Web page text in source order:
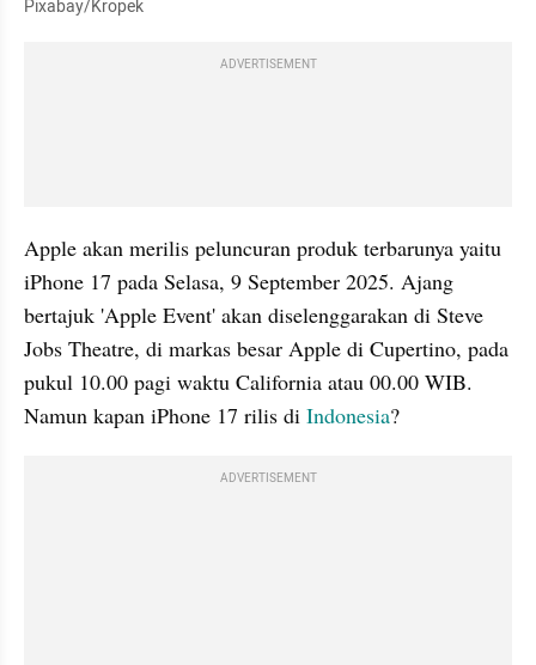
Pixabay/Kropek
ADVERTISEMENT
Apple akan merilis peluncuran produk terbarunya yaitu
iPhone 17 pada Selasa, 9 September 2025. Ajang
bertajuk 'Apple Event' akan diselenggarakan di Steve
Jobs Theatre, di markas besar Apple di Cupertino, pada
pukul 10.00 pagi waktu California atau 00.00 WIB.
Namun kapan iPhone 17 rilis di Indonesia?
ADVERTISEMENT